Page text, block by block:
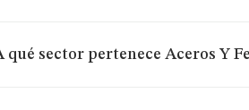
qué sector pertenece Aceros Y